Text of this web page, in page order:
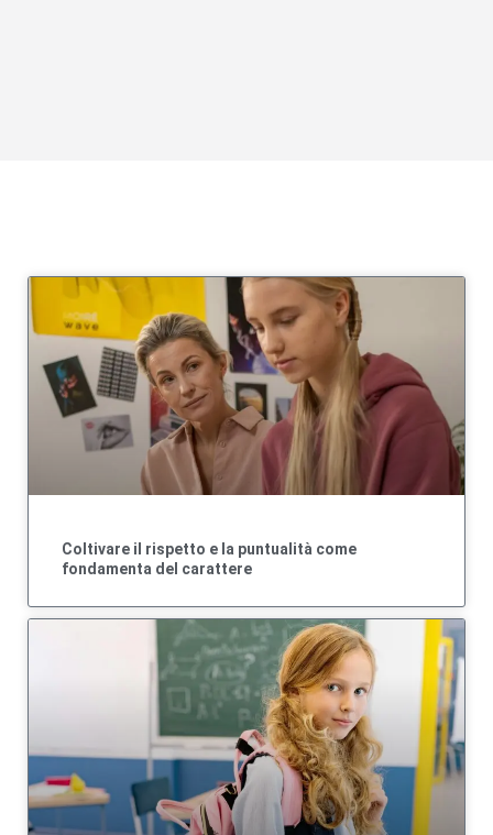
Coltivare il rispetto e la puntualità come
fondamenta del carattere